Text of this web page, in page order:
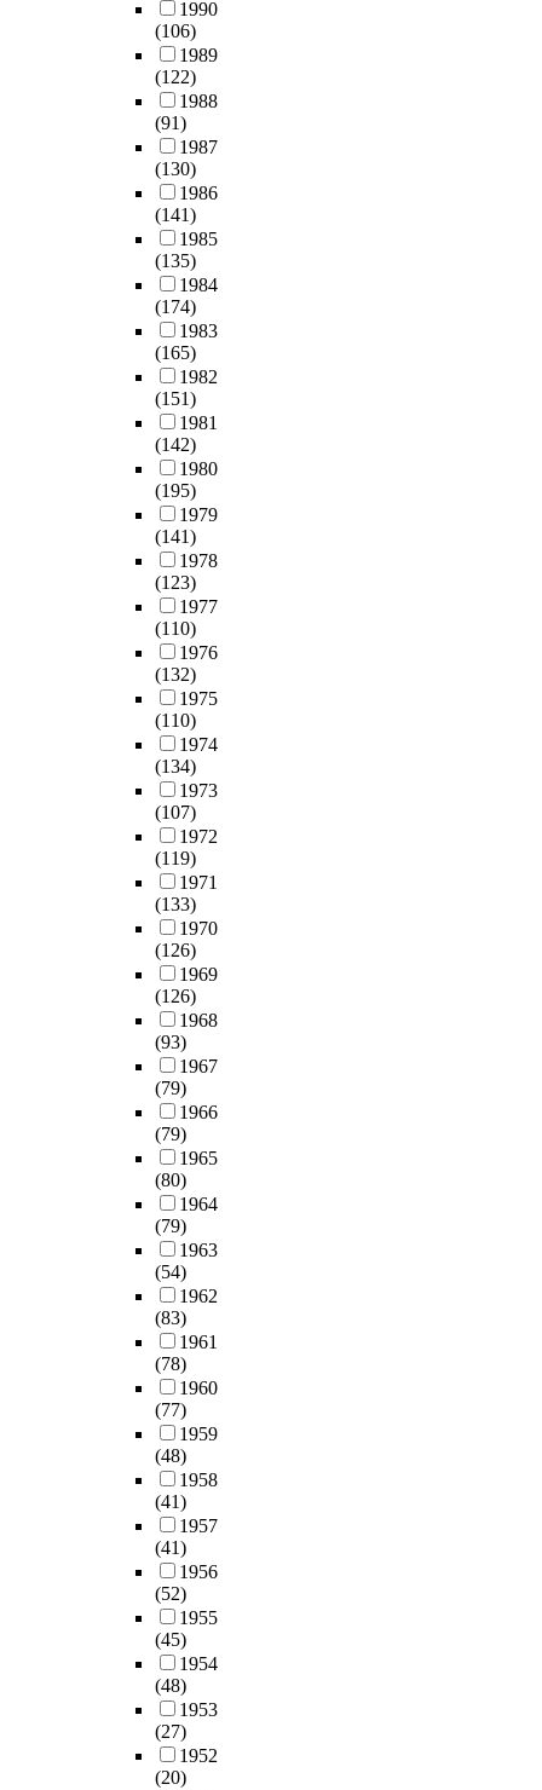
1990
(106)
1989
(122)
1988
(91)
1987
(130)
1986
(141)
1985
(135)
1984
(174)
1983
(165)
1982
(151)
1981
(142)
1980
(195)
1979
(141)
1978
(123)
1977
(110)
1976
(132)
1975
(110)
1974
(134)
1973
(107)
1972
(119)
1971
(133)
1970
(126)
1969
(126)
1968
(93)
1967
(79)
1966
(79)
1965
(80)
1964
(79)
1963
(54)
1962
(83)
1961
(78)
1960
(77)
1959
(48)
1958
(41)
1957
(41)
1956
(52)
1955
(45)
1954
(48)
1953
(27)
1952
(20)